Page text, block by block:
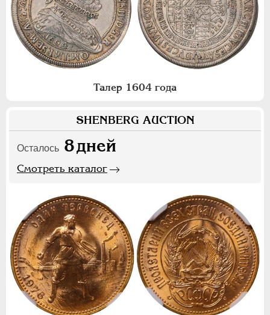
Талер 1604 года
SHENBERG AUCTION
Осталось 8дней
Смотреть каталог